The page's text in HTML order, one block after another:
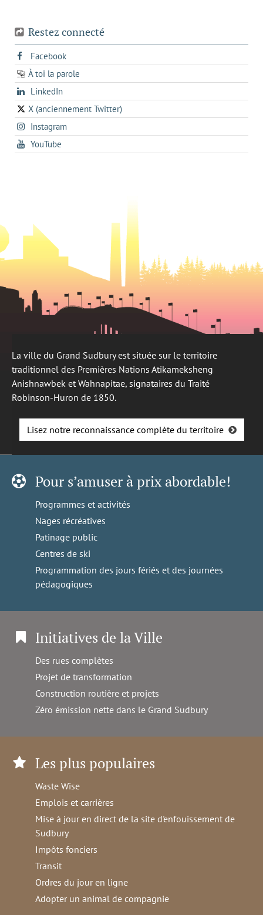
Restez connecté
Facebooks'ouvre
dans
un
onglet
À toi la parole
opens
in
a
new
tab
LinkedInopens
in
a
new
X (anciennement Twitter)
s'ouvre
dans
un
nouvel
Instagrams'ouvre
dans
un
YouTube
dans
La ville du Grand Sudbury est située sur le territoire
traditionnel des Premières Nations Atikameksheng
Anishnawbek et Wahnapitae, signataires du Traité
Robinson-Huron de 1850.
Lisez notre reconnaissance complète du territoire
Pour s’amuser à prix abordable!
Programmes et activités
Nages récréatives
Patinage public
Centres de ski
Programmation des jours fériés et des journées
pédagogiques
Initiatives de la Ville
Des rues complètes
Projet de transformation
Construction routière et projets
Zéro émission nette dans le Grand Sudbury
Les plus populaires
Waste Wise
Emplois et carrières
Mise à jour en direct de la site d'enfouissement de
Sudbury
Impôts fonciers
Transit
Ordres du jour en ligne
Adopter un animal de compagnie